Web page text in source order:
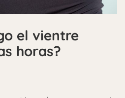
el vientre
horas?